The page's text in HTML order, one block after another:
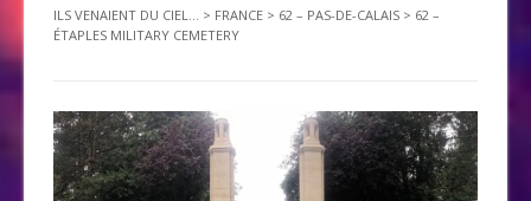
ILS VENAIENT DU CIEL... > FRANCE > 62 – PAS-DE-CALAIS > 62 –
ÉTAPLES MILITARY CEMETERY